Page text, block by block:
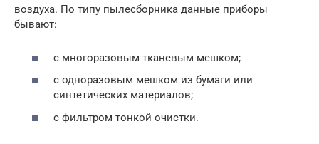
воздуха. По типу пылесборника данные приборы
бывают:
с многоразовым тканевым мешком;
с одноразовым мешком из бумаги или
синтетических материалов;
с фильтром тонкой очистки.